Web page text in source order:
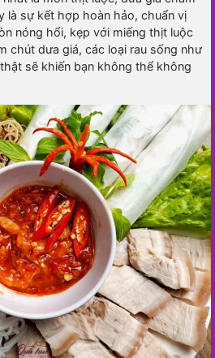
là sự kết hợp hoàn hảo, chuẩn vị
nóng hổi, kẹp với miếng thịt luộc
chút dưa giá, các loại rau sống như
sẽ khiến bạn không thể không